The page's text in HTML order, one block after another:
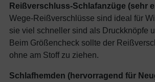
Reißverschluss-Schlafanzüge (sehr
Wege-Reißverschlüsse sind ideal für
sie viel schneller sind als Druckknöpfe
Beim Größencheck sollte der
ohne am Stoff zu ziehen.
Schlafhemden (hervorragend für